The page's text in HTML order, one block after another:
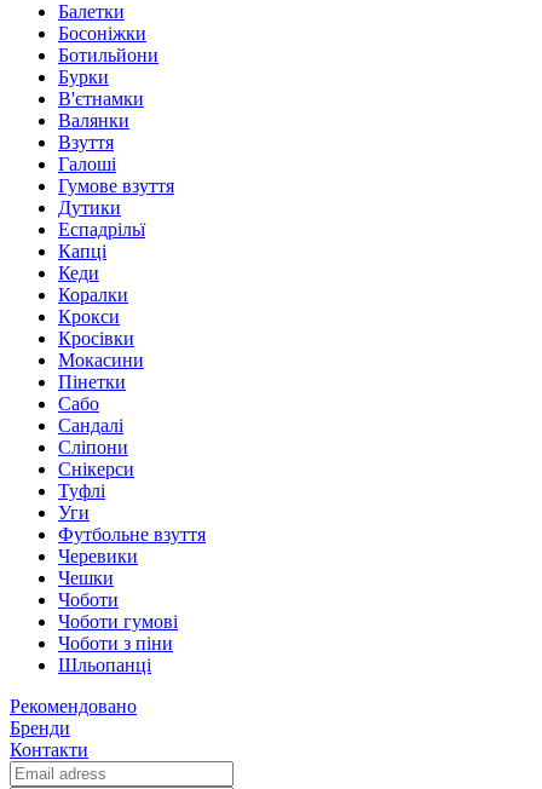
Балетки
Босоніжки
Ботильйони
Бурки
В'єтнамки
Валянки
Взуття
Галоші
Гумове взуття
Дутики
Еспадрільї
Капці
Кеди
Коралки
Крокси
Кросівки
Мокасини
Пінетки
Сабо
Сандалі
Сліпони
Снікерси
Туфлі
Уги
Футбольне взуття
Черевики
Чешки
Чоботи
Чоботи гумові
Чоботи з піни
Шльопанці
Рекомендовано
Бренди
Контакти